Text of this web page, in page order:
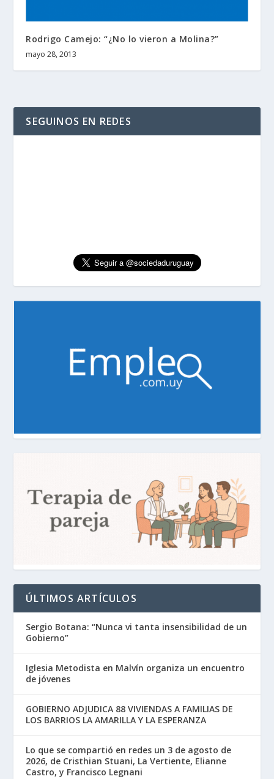
Rodrigo Camejo: “¿No lo vieron a Molina?”
mayo 28, 2013
SEGUINOS EN REDES
ÚLTIMOS ARTÍCULOS
Sergio Botana: “Nunca vi tanta insensibilidad de un
Gobierno”
Iglesia Metodista en Malvín organiza un encuentro
de jóvenes
GOBIERNO ADJUDICA 88 VIVIENDAS A FAMILIAS DE
LOS BARRIOS LA AMARILLA Y LA ESPERANZA
Lo que se compartió en redes un 3 de agosto de
2026, de Cristhian Stuani, La Vertiente, Elianne
Castro, y Francisco Legnani